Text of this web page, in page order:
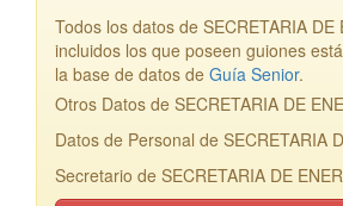
Todos los datos de SECRETARIA DE
incluidos los que poseen guiones
la base de datos de Guía Senior.
Otros Datos de SECRETARIA DE
Datos de Personal de SECRETARIA
Secretario de SECRETARIA DE